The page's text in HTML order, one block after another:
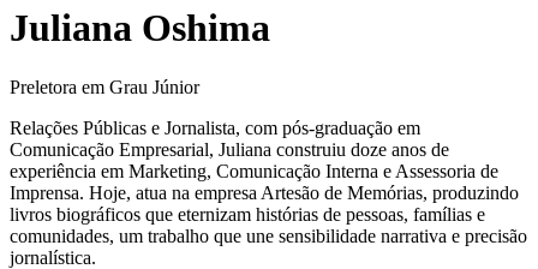
Juliana Oshima
Preletora em Grau Júnior
Relações Públicas e Jornalista, com pós-graduação em
Comunicação Empresarial, Juliana construiu doze anos de
experiência em Marketing, Comunicação Interna e Assessoria de
Imprensa. Hoje, atua na empresa Artesão de Memórias, produzindo
livros biográficos que eternizam histórias de pessoas, famílias e
comunidades, um trabalho que une sensibilidade narrativa e precisão
jornalística.